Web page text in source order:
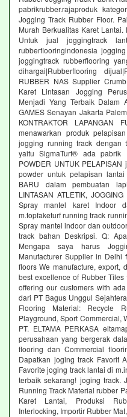
pabrikrubber.rajaproduk
Jogging Track Rubber Floor.
Murah Berkualitas Karet
Untuk jual joggingtrack
rubberflooringindonesia
joggingtrack rubberflooring
dihargai|Rubberflooring
RUBBER NAS Supplier
Karet Lintasan Jogging
Menjadi Yang Terbaik Dalam
GAMES Senayan Jakarta
KONTRAKTOR LAPANGAN
menawarkan produk
jogging running track dengan
yaitu SigmaTurf® ada pabrik
POWDER UNTUK
powder untuk pelapisan
BARU dalam pembuatan
LINTASAN ATLETIK,
Spray mantel karet Indoor
m.topfaketurf running track
Spray mantel indoor dan
track bahan Deskripsi. Q:
Mengapa saya harus
Manufacturer Supplier in Delhi
floors We manufacture, export,
best excellence of Rubber
offering our customers with
dari PT Bagus Unggul
Flooring Material: Recycle
Playground, Sport Commercial,
PT. ELTAMA PERKASA
perusahaan yang bergerak
flooring dan Commercial
Dapatkan joging track Favorit
Favorite joging track lantai di
terbaik sekarang! joging track.
Running Track Material rubber
Karet Lantai, Produksi
Interlocking, Importir Rubber